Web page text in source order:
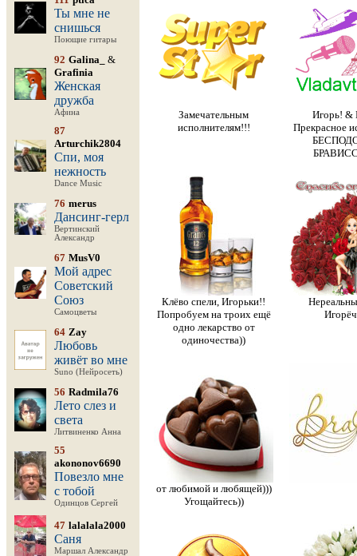
Ты мне не
снишься
Поющие гитары
92 Galina_
&
Grafinia
Женская
дружба
Афина
87
Arturchik2804
Спи, моя
нежность
Dance Music
76 merus
Дансинг-герл
Вертинский
Александр
67 MusV0
Мой адрес
Советский
Союз
Самоцветы
64 Zay
Любовь
живёт во мне
Suno (Нейросеть)
56 Radmila76
Лето слез и
света
Литвиненко Анна
55
akononov6690
Повезло мне
с тобой
Одинцов Сергей
47 lalalala2000
Саня
Маршал Александр
Замечательным
исполнителям!!!
Игорь! &
Прекрасное
Клёво спели, Игорьки!!
Попробуем на троих ещё
одно лекарство от
одиночества))
от любимой и любящей)))
Угощайтесь))